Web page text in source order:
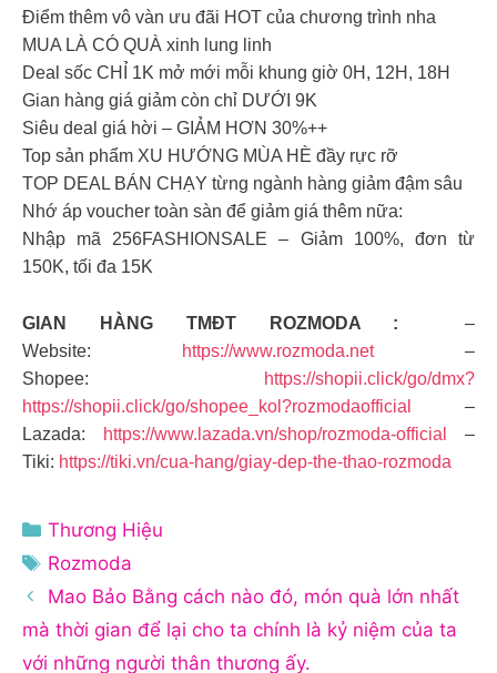
Điểm thêm vô vàn ưu đãi HOT của chương trình nha
MUA LÀ CÓ QUÀ xinh lung linh
Deal sốc CHỈ 1K mở mới mỗi khung giờ 0H, 12H, 18H
Gian hàng giá giảm còn chỉ DƯỚI 9K
Siêu deal giá hời – GIẢM HƠN 30%++
Top sản phẩm XU HƯỚNG MÙA HÈ đầy rực rỡ
TOP DEAL BÁN CHẠY từng ngành hàng giảm đậm sâu
Nhớ áp voucher toàn sàn để giảm giá thêm nữa:
Nhập mã 256FASHIONSALE – Giảm 100%, đơn từ
150K, tối đa 15K
GIAN HÀNG TMĐT ROZMODA :
–
Website:
https://www.rozmoda.net–
Shopee:
https://shopii.click/go/dmx?
https://shopii.click/go/shopee_kol?rozmodaofficial
–
Lazada:
https://www.lazada.vn/shop/rozmoda-official
–
Tiki: https://tiki.vn/cua-hang/giay-dep-the-thao-rozmoda
Danh
mục
Thương Hiệu
Thẻ
Rozmoda
Mao Bảo Bằng cách nào đó, món quà lớn nhất
mà thời gian để lại cho ta chính là kỷ niệm của ta
với những người thân thương ấy.